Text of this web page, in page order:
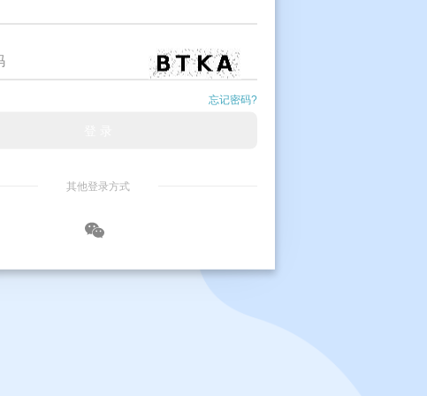
忘记密码?
其他登录方式